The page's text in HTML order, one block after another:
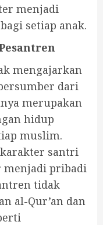
menjadi
setiap anak.
mengajarkan
dari
merupakan
hidup
muslim.
santri
menjadi pribadi
tidak
al-Qur’an dan